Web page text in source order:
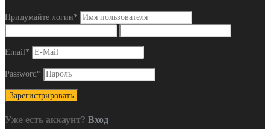
Придумайте логин*
Email*
Password*
Уже есть аккаунт? Вход